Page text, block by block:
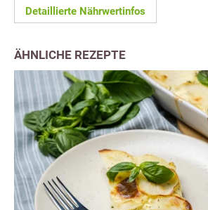
Detaillierte Nährwertinfos
ÄHNLICHE REZEPTE